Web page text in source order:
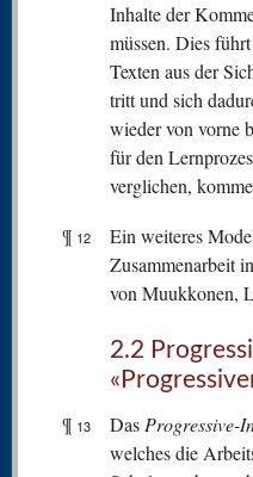
Inhalte der
müssen. Dies
Texten aus der
tritt und sich
wieder von vorne
für den
verglichen,
¶ 12
Ein weiteres
Zusammenarbeit
von Muukkonen,
2.2
¶ 13 Das Progressive-
welches die